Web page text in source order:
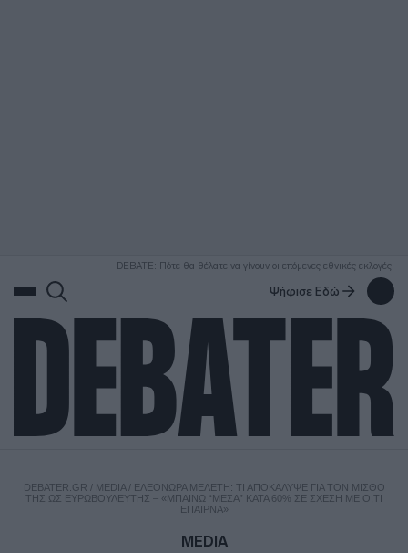
DEBATE: Πότε θα θέλατε να γίνουν οι επόμενες εθνικές εκλογές;
Ψήφισε Εδώ
DEBATER.GR / MEDIA/ ΕΛΕΟΝΏΡΑ ΜΕΛΈΤΗ: ΤΙ ΑΠΟΚΆΛΥΨΕ ΓΙΑ ΤΟΝ ΜΙΣΘΌ
ΤΗΣ ΩΣ ΕΥΡΩΒΟΥΛΕΥΤΉΣ – «ΜΠΑΊΝΩ “ΜΈΣΑ” ΚΑΤΆ 60% ΣΕ ΣΧΈΣΗ ΜΕ Ό,ΤΙ
ΈΠΑΙΡΝΑ»
MEDIA